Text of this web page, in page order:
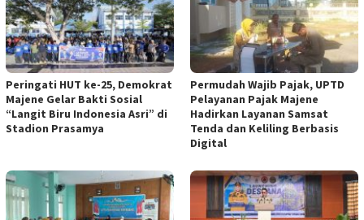
Peringati HUT ke-25, Demokrat
Majene Gelar Bakti Sosial
“Langit Biru Indonesia Asri” di
Stadion Prasamya
Permudah Wajib Pajak, UPTD
Pelayanan Pajak Majene
Hadirkan Layanan Samsat
Tenda dan Keliling Berbasis
Digital